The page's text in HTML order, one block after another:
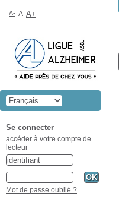
A- A A+
Se connecter
accéder à votre compte de
lecteur
Mot de passe oublié ?